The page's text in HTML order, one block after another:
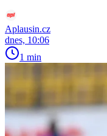
Aplausin.cz
dnes, 10:06
1 min